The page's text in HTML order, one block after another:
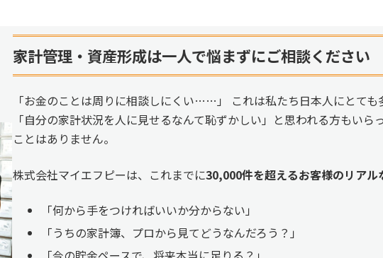
家計管理・資産形成は一人で悩まずにご相談ください
「お金のことは周りに相談しにくい……」 これは私たち日本人にとても
「自分の家計状況を人に見せるなんて恥ずかしい」と思われる方もい
ことはありません。
株式会社マイエフピーは、これまでに30,000件を超えるお客様のリアル
「何から手をつければいいか分からない」
「うちの家計簿、プロから見てどうなんだろう？」